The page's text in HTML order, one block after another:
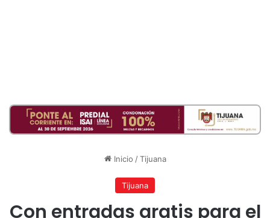
Inicio / Tijuana
Tijuana
Con entradas gratis para el